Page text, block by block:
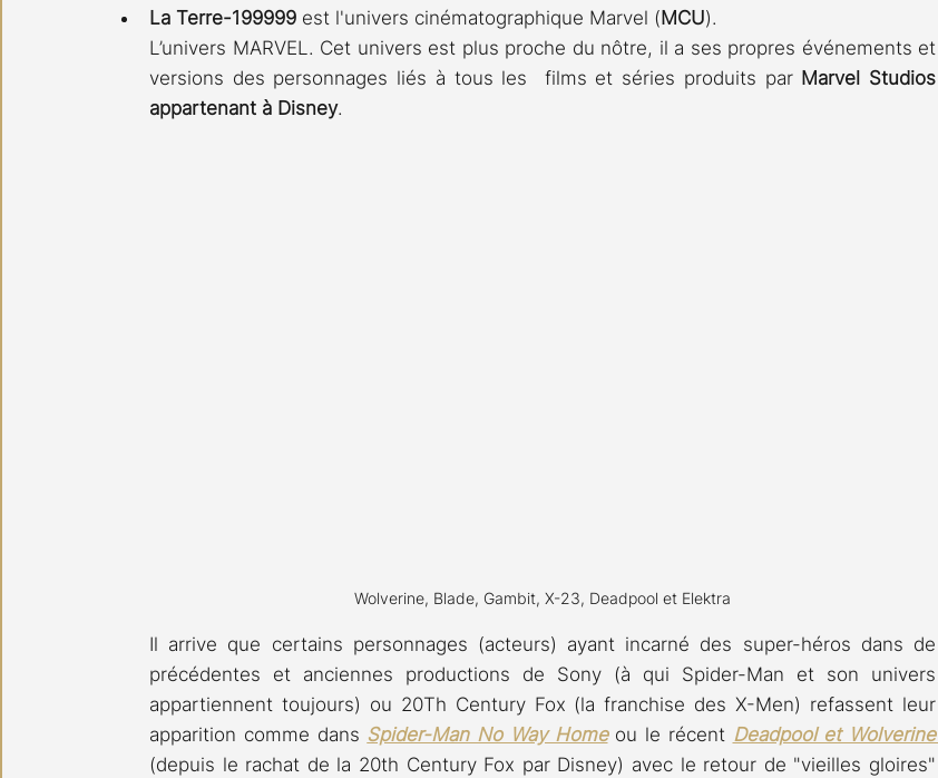
La Terre-199999 est l'univers cinématographique Marvel ( MCU).
L’univers MARVEL. Cet univers est plus proche du nôtre, il a ses propres événements et
versions des personnages liés à tous les  films et séries produits par Marvel Studios
appartenant à Disney.
Wolverine, Blade, Gambit, X-23, Deadpool et Elektra
Il arrive que certains personnages (acteurs) ayant incarné des super-héros dans de
précédentes et anciennes productions de Sony (à qui Spider-Man et son univers
appartiennent toujours) ou 20Th Century Fox (la franchise des X-Men) refassent leur
apparition comme dans Spider-Man No Way Home ou le récent
Deadpool et Wolverine
(depuis le rachat de la 20th Century Fox par Disney) avec le retour de "vieilles gloires"